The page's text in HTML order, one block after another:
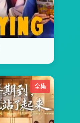
全集